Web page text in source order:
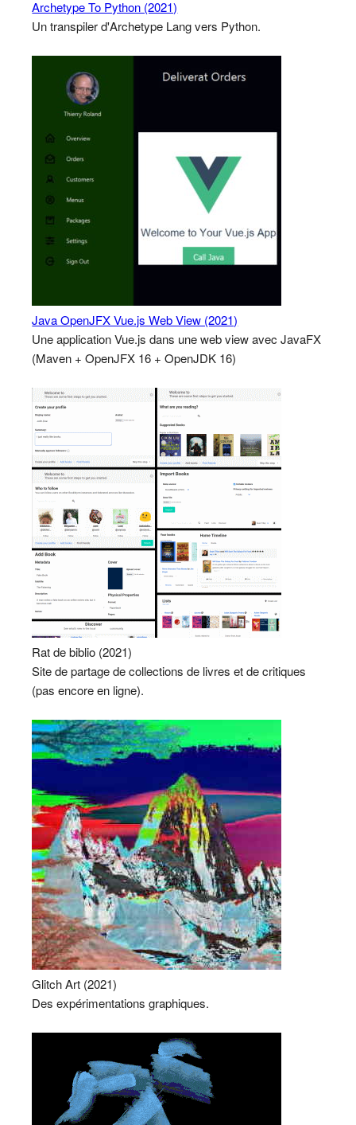
Archetype To Python (2021)
Un transpiler d'Archetype Lang vers Python.
Java OpenJFX Vue.js Web View (2021)
Une application Vue.js dans une web view avec JavaFX
(Maven + OpenJFX 16 + OpenJDK 16)
Rat de biblio (2021)
Site de partage de collections de livres et de critiques
(pas encore en ligne).
Glitch Art (2021)
Des expérimentations graphiques.